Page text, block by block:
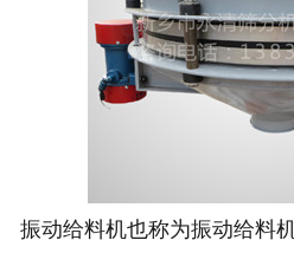
振动给料机也称为振动给料